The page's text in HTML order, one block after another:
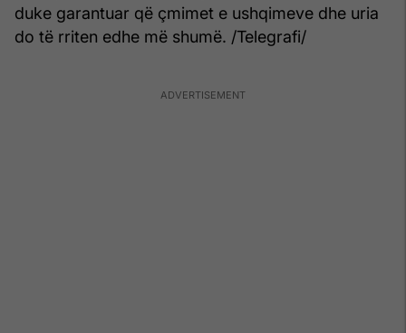
duke garantuar që çmimet e ushqimeve dhe uria
do të rriten edhe më shumë. /Telegrafi/